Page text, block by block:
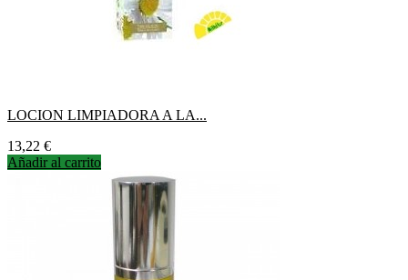
LOCION LIMPIADORA A LA...
Precio
13,22 €
Añadir al carrito